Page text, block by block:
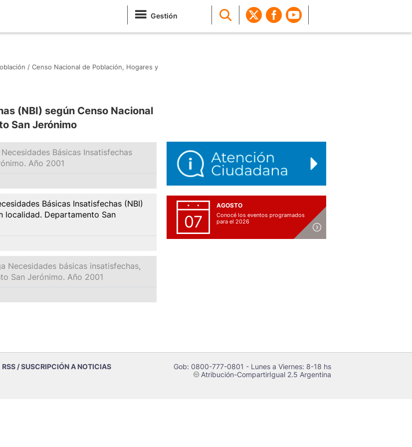
Gestión
/ Censo Nacional de Población, Hogares y
(NBI) según Censo Nacional
San Jerónimo
Básicas Insatisfechas
Año 2001
Básicas Insatisfechas (NBI)
localidad. Departamento San
Necesidades básicas insatisfechas,
San Jerónimo. Año 2001
07
AGOSTO
Conocé los eventos programados
para el 2026
RSS / SUSCRIPCIÓN A NOTICIAS Gob: 0800-777-0801 - Lunes a Viernes: 8-18 hs
cAtribución-CompartirIgual 2.5 Argentina